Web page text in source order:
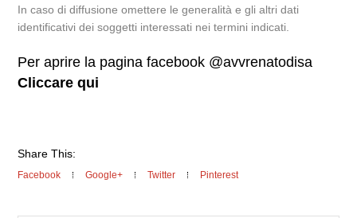
In caso di diffusione omettere le generalità e gli altri dati
identificativi dei soggetti interessati nei termini indicati.
Per aprire la pagina facebook @avvrenatodisa
Cliccare qui
Share This:
Facebook Google+ Twitter Pinterest